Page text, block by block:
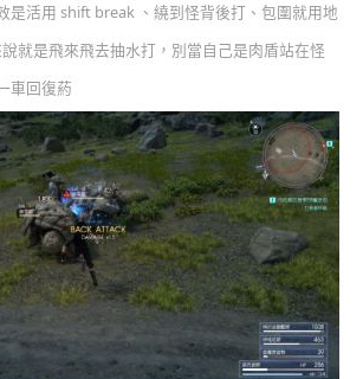
是活用 shift break 、繞到怪背後打、包圍就用地
就是飛來飛去抽水打，別當自己是肉盾站在怪
車回復葯